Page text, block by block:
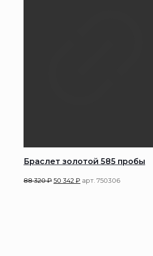
Браслет золотой 585 пробы
88 320₽50 342 ₽ арт. 750306